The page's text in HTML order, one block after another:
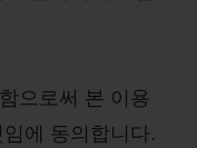
으로써 본 이용
에 동의합니다.